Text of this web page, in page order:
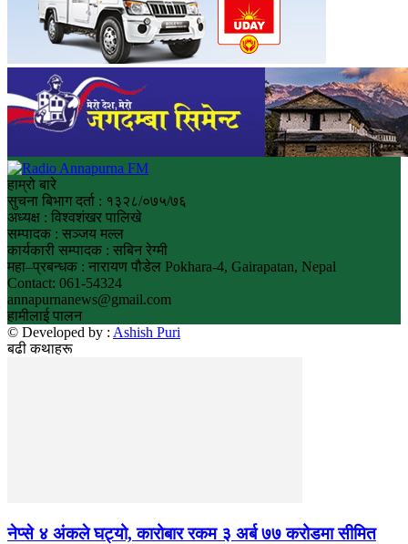
हाम्रो बारे
सुचना बिभाग दर्ता : १३२८/०७५/७६
अध्यक्ष : विश्वशंखर पालिखे
सम्पादक : सञ्जय मल्ल
कार्यकारी सम्पादक : सबिन रेग्मी
महा–प्रबन्धक : नारायण पौडेल Pokhara-4, Gairapatan, Nepal
Contact: 061-54324
annapurnanews@gmail.com
हामीलाई पालन
© Developed by : Ashish Puri
बढी कथाहरू
नेप्से ४ अंकले घट्यो, कारोबार रकम ३ अर्ब ७७ करोडमा सीमित